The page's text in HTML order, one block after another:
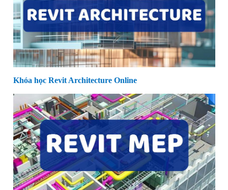
Khóa học Revit Architecture Online